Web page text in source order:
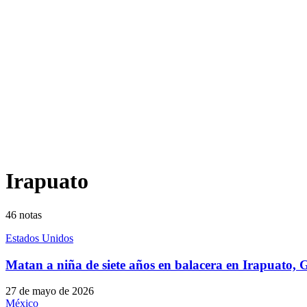
Irapuato
46 notas
Estados Unidos
Matan a niña de siete años en balacera en Irapuato,
27 de mayo de 2026
México